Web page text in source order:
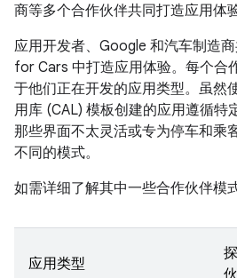
商等多个合作伙伴共同打造应用体验
应用开发者、Google 和汽车制造
for Cars 中打造应用体验。每个合
于他们正在开发的应用类型。虽然
用库 (CAL) 模板创建的应用遵循特
那些界面不太灵活或专为停车和乘
不同的模式。
如需详细了解其中一些合作伙伴模
应用类型